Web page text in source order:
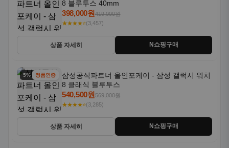
8 블루투스 40mm
398,000원419,000원
★★★★⭐(3,457)
상품 자세히 N쇼핑구매
5% 할인정품인증
삼성공식파트너 올인포케이 - 삼성 갤럭시 워치
8 클래식 블루투스
540,500원569,000원
★★★★⭐(3,285)
상품 자세히 N쇼핑구매